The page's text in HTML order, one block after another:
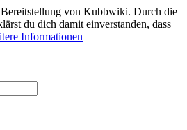
von Kubbwiki. Durch die
du dich damit einverstanden, dass
Informationen